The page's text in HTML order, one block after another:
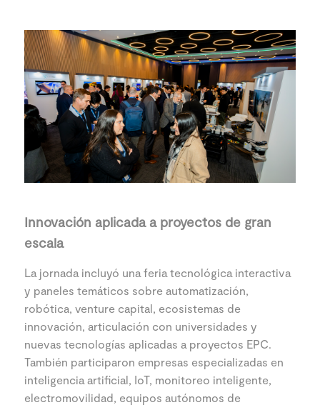
Innovación aplicada a proyectos de gran
escala
La jornada incluyó una feria tecnológica interactiva
y paneles temáticos sobre automatización,
robótica, venture capital, ecosistemas de
innovación, articulación con universidades y
nuevas tecnologías aplicadas a proyectos EPC.
También participaron empresas especializadas en
inteligencia artificial, IoT, monitoreo inteligente,
electromovilidad, equipos autónomos de